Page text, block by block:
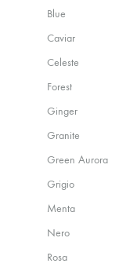
Blue
Caviar
Celeste
Forest
Ginger
Granite
Green Aurora
Grigio
Menta
Nero
Rosa